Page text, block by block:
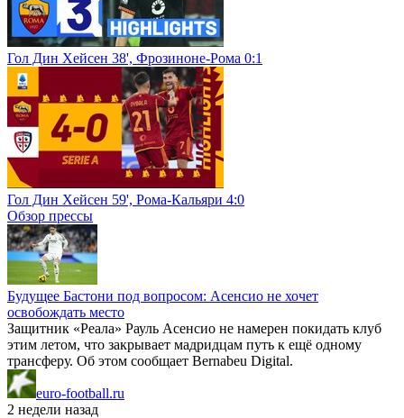
Гол Дин Хейсен 38', Фрозиноне-Рома 0:1
Гол Дин Хейсен 59', Рома-Кальяри 4:0
Обзор прессы
Будущее Бастони под вопросом: Асенсио не хочет
освобождать место
Защитник «Реала» Рауль Асенсио не намерен покидать клуб
этим летом, что закрывает мадридцам путь к ещё одному
трансферу. Об этом сообщает Bernabeu Digital.
euro-football.ru
2 недели назад